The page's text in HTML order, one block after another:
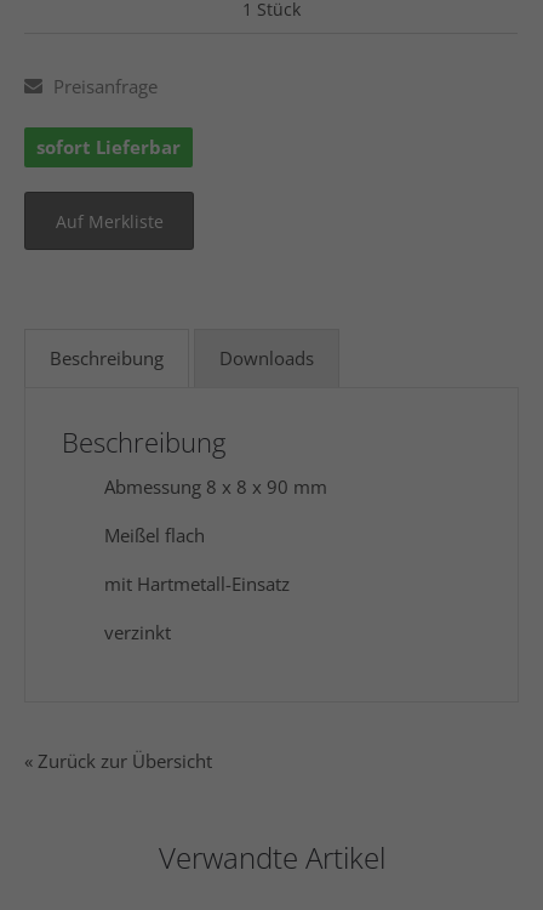
1 Stück
Preisanfrage
sofort Lieferbar
Beschreibung Downloads
Beschreibung
Abmessung 8 x 8 x 90 mm
Meißel flach
mit Hartmetall-Einsatz
verzinkt
« Zurück zur Übersicht
Verwandte Artikel